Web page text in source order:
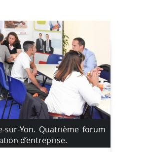
sur-Yon. Quatrième forum
d’entreprise.